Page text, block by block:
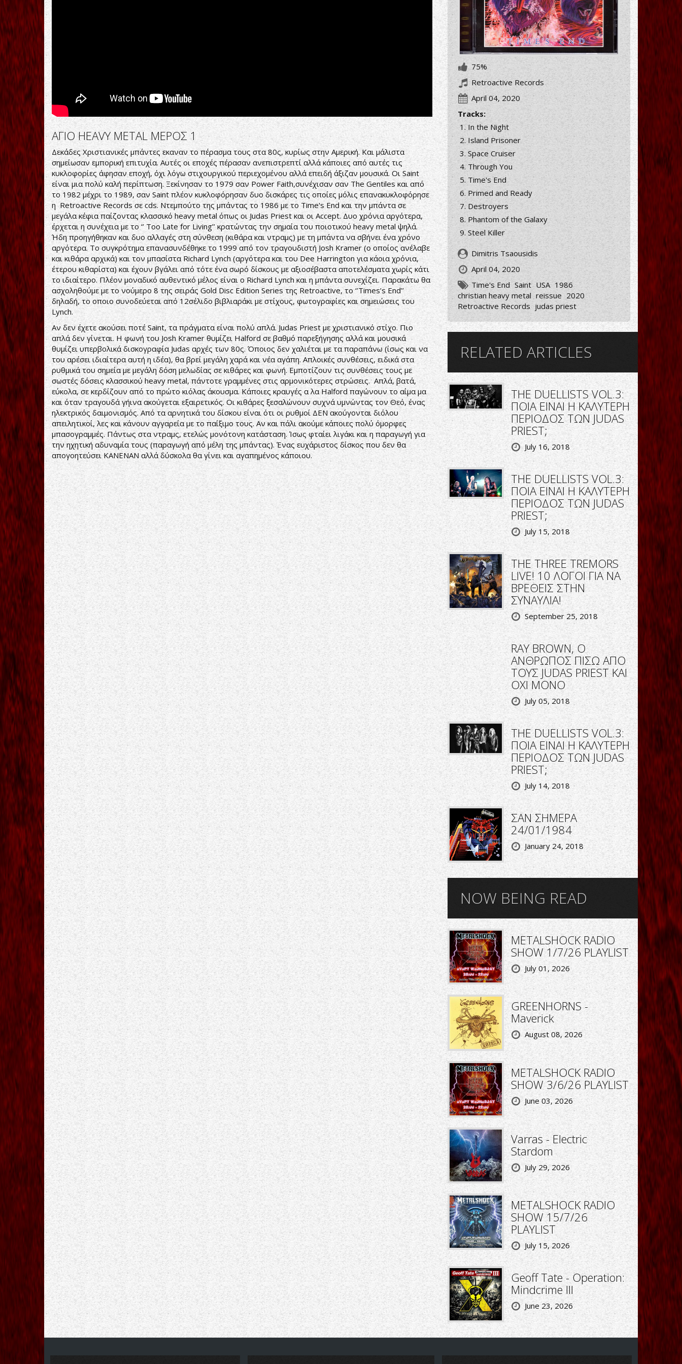
ΑΓΙΟ HEAVY METAL ΜΕΡΟΣ 1
Δεκάδες Χριστιανικές μπάντες εκαναν το πέρασμα τους στα 80ς, κυρίως στην Αμερική. Και μάλιστα
σημείωσαν εμπορική επιτυχία. Αυτές οι εποχές πέρασαν ανεπιστρεπτί αλλά κάποιες από αυτές τις
κυκλοφορίες άφησαν εποχή, όχι λόγω στιχουργικού περιεχομένου αλλά επειδή άξιζαν μουσικά. Οι Saint
είναι μια πολύ καλή περίπτωση. Ξεκίνησαν το 1979 σαν Power Faith,συνέχισαν σαν The Gentiles και από
το 1982 μέχρι το 1989, σαν Saint πλέον κυκλοφόρησαν δυο δισκάρες τις οποίες μόλις επανακυκλοφόρησε
η Retroactive Records σε cds. Ντεμπούτο της μπάντας το 1986 με το Time's End και την μπάντα σε
μεγάλα κέφια παίζοντας κλασσικό heavy metal όπως οι Judas Priest και οι Accept. Δυο χρόνια αργότερα,
έρχεται η συνέχεια με το ‘’ Too Late for Living’’ κρατώντας την σημαία του ποιοτικού heavy metal ψηλά.
Ήδη προηγήθηκαν και δυο αλλαγές στη σύνθεση (κιθάρα και ντραμς) με τη μπάντα να σβήνει ένα χρόνο
αργότερα. Το συγκρότημα επανασυνδέθηκε το 1999 από τον τραγουδιστή Josh Kramer (ο οποίος ανέλαβε
και κιθάρα αρχικά) και τον μπασίστα Richard Lynch (αργότερα και του Dee Harrington για κάοια χρόνια,
έτερου κιθαρίστα) και έχουν βγάλει από τότε ένα σωρό δίσκους με αξιοσέβαστα αποτελέσματα χωρίς κάτι
το ιδιαίτερο. Πλέον μοναδικό αυθεντικό μέλος είναι ο Richard Lynch και η μπάντα συνεχίζει. Παρακάτω θα
ασχοληθούμε με το νούμερο 8 της σειράς Gold Disc Edition Series της Retroactive, το ‘’Times’s End’’
δηλαδή, το οποιο συνοδεύεται από 12σέλιδο βιβλιαράκι με στίχους, φωτογραφίες και σημειώσεις του
Lynch.
Αν δεν έχετε ακούσει ποτέ Saint, τα πράγματα είναι πολύ απλά. Judas Priest με χριστιανικό στίχο. Πιο
απλά δεν γίνεται. Η φωνή του Josh Kramer θυμίζει Halford σε βαθμό παρεξήγησης αλλά και μουσικά
θυμίζει υπερβολικά δισκογραφία Judas αρχές των 80ς. Όποιος δεν χαλιέται με τα παραπάνω (ίσως και να
του αρέσει ιδιαίτερα αυτή η ιδέα), θα βρεί μεγάλη χαρά και νέα αγάπη. Απλοικές συνθέσεις, ειδικά στα
ρυθμικά του σημεία με μεγάλη δόση μελωδίας σε κιθάρες και φωνή. Εμποτίζουν τις συνθέσεις τους με
σωστές δόσεις κλασσικού heavy metal, πάντοτε γραμμένες στις αρμονικότερες στρώσεις. Απλά, βατά,
εύκολα, σε κερδίζουν από το πρώτο κιόλας άκουσμα. Κάποιες κραυγές α λα Halford παγώνουν το αίμα μα
και όταν τραγουδά γήινα ακούγεται εξαιρετικός. Οι κιθάρες ξεσαλώνουν συχνά υμνώντας τον Θεό, ένας
ηλεκτρικός δαιμονισμός. Από τα αρνητικά του δίσκου είναι ότι οι ρυθμοί ΔΕΝ ακούγονται διόλου
απειλητικοί, λες και κάνουν αγγαρεία με το παίξιμο τους. Αν και πάλι ακούμε κάποιες πολύ όμορφες
μπασογραμμές. Πάντως στα ντραμς, ετελώς μονότονη κατάσταση. Ίσως φταίει λιγάκι και η παραγωγή για
την ηχητική αδυναμία τους (παραγωγή από μέλη της μπάντας). Ένας ευχάριστος δίσκος που δεν θα
απογοητεύσει ΚΑΝΕΝΑΝ αλλά δύσκολα θα γίνει και αγαπημένος κάποιου.
75%
Retroactive Records
April 04, 2020
Tracks:
In the Night
Island Prisoner
Space Cruiser
Through You
Time's End
Primed and Ready
Destroyers
Phantom of the Galaxy
Steel Killer
Dimitris Tsaousidis
April 04, 2020
Time's End Saint USA 1986
christian heavy metal reissue 2020
Retroactive Records judas priest
RELATED ARTICLES
THE DUELLISTS VOL.3:
ΠΟΙΑ ΕΙΝΑΙ Η ΚΑΛΥΤΕΡΗ
ΠΕΡΙΟΔΟΣ ΤΩΝ JUDAS
PRIEST;
July 16, 2018
THE DUELLISTS VOL.3:
ΠΟΙΑ ΕΙΝΑΙ Η ΚΑΛΥΤΕΡΗ
ΠΕΡΙΟΔΟΣ ΤΩΝ JUDAS
PRIEST;
July 15, 2018
THE THREE TREMORS
LIVE! 10 ΛΟΓΟΙ ΓΙΑ ΝΑ
ΒΡΕΘΕΙΣ ΣΤΗΝ
ΣΥΝΑΥΛΙΑ!
September 25, 2018
RΑΥ BROWN, O
ΑΝΘΡΩΠΟΣ ΠΙΣΩ ΑΠΟ
ΤΟΥΣ JUDAS PRIEST KAI
OXI MONO
July 05, 2018
THE DUELLISTS VOL.3:
ΠΟΙΑ ΕΙΝΑΙ Η ΚΑΛΥΤΕΡΗ
ΠΕΡΙΟΔΟΣ ΤΩΝ JUDAS
PRIEST;
July 14, 2018
ΣΑΝ ΣΗΜΕΡΑ
24/01/1984
January 24, 2018
NOW BEING READ
METALSHOCK RADIO
SHOW 1/7/26 PLAYLIST
July 01, 2026
GREENHORNS -
Maverick
August 08, 2026
METALSHOCK RADIO
SHOW 3/6/26 PLAYLIST
June 03, 2026
Varras - Electric
Stardom
July 29, 2026
METALSHOCK RADIO
SHOW 15/7/26
PLAYLIST
July 15, 2026
Geoff Tate - Operation:
Mindcrime III
June 23, 2026